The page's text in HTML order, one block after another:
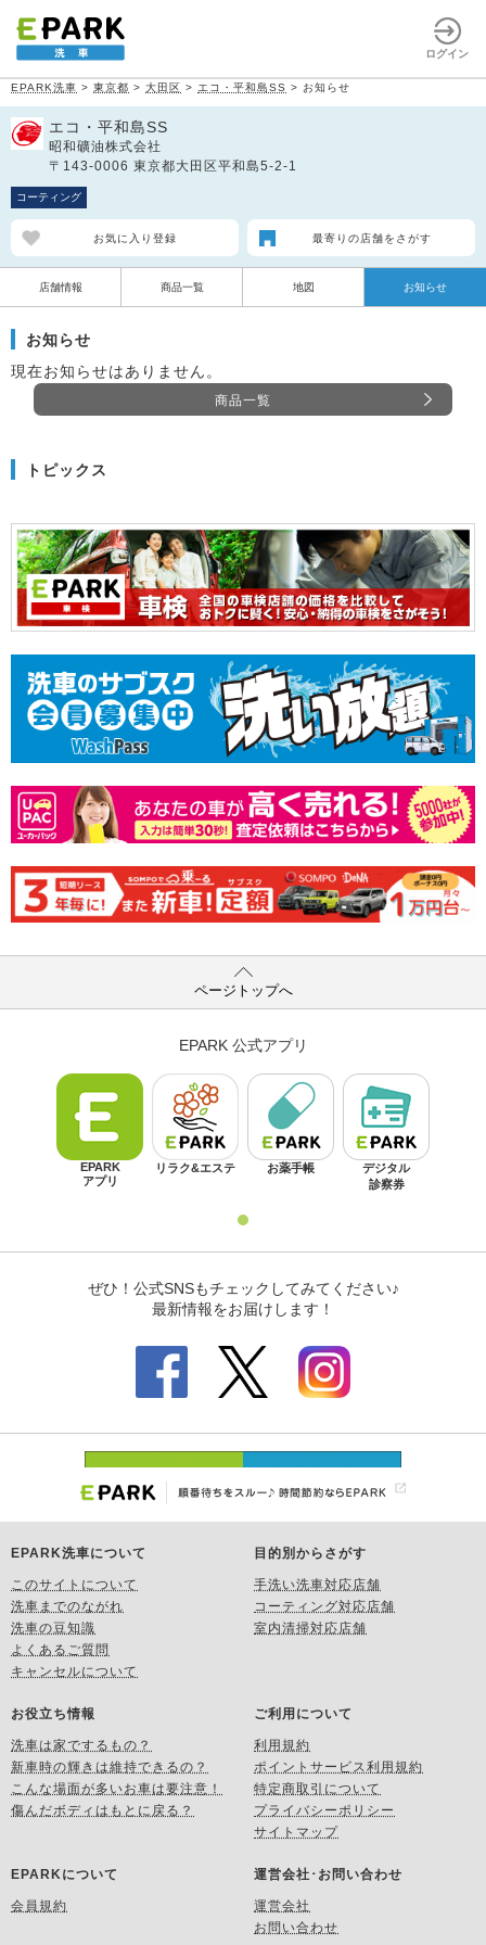
ログイン
EPARK洗車 > 東京都 > 大田区 > エコ・平和島SS > お知らせ
エコ・平和島SS
昭和礦油株式会社
〒143-0006 東京都大田区平和島5-2-1
コーティング
お気に入り登録 最寄りの店舗をさがす
店舗情報 商品一覧 地図 お知らせ
お知らせ
現在お知らせはありません。
商品一覧
トピックス
ページトップへ
EPARK洗車について
このサイトについて
洗車までのながれ
洗車の豆知識
よくあるご質問
キャンセルについて
目的別からさがす
手洗い洗車対応店舗
コーティング対応店舗
室内清掃対応店舗
お役立ち情報
洗車は家でするもの？
新車時の輝きは維持できるの？
こんな場面が多いお車は要注意！
傷んだボディはもとに戻る？
ご利用について
利用規約
ポイントサービス利用規約
特定商取引について
プライバシーポリシー
サイトマップ
EPARKについて
会員規約
運営会社･お問い合わせ
運営会社
お問い合わせ